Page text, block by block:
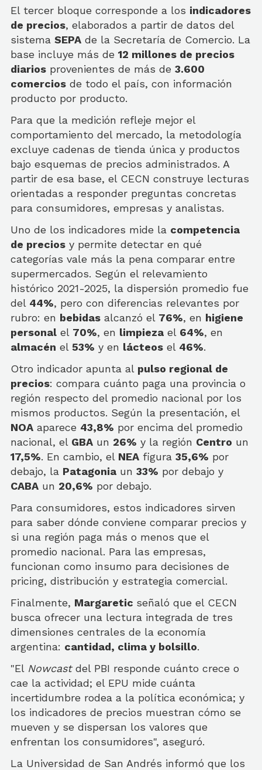
El tercer bloque corresponde a los indicadores
de precios, elaborados a partir de datos del
sistema SEPA de la Secretaría de Comercio. La
base incluye más de 12 millones de precios
diarios provenientes de más de 3.600
comercios de todo el país, con información
producto por producto.
Para que la medición refleje mejor el
comportamiento del mercado, la metodología
excluye cadenas de tienda única y productos
bajo esquemas de precios administrados. A
partir de esa base, el CECN construye lecturas
orientadas a responder preguntas concretas
para consumidores, empresas y analistas.
Uno de los indicadores mide la competencia
de precios y permite detectar en qué
categorías vale más la pena comparar entre
supermercados. Según el relevamiento
histórico 2021-2025, la dispersión promedio fue
del 44%, pero con diferencias relevantes por
rubro: en bebidas alcanzó el 76%, en higiene
personal el 70%, en limpieza el 64%, en
almacén el 53% y en lácteos el 46%.
Otro indicador apunta al pulso regional de
precios: compara cuánto paga una provincia o
región respecto del promedio nacional por los
mismos productos. Según la presentación, el
NOA aparece 43,8% por encima del promedio
nacional, el GBA un 26% y la región Centro un
17,5%. En cambio, el NEA figura 35,6% por
debajo, la Patagonia un 33% por debajo y
CABA un 20,6% por debajo.
Para consumidores, estos indicadores sirven
para saber dónde conviene comparar precios y
si una región paga más o menos que el
promedio nacional. Para las empresas,
funcionan como insumo para decisiones de
pricing, distribución y estrategia comercial.
Finalmente, Margaretic señaló que el CECN
busca ofrecer una lectura integrada de tres
dimensiones centrales de la economía
argentina: cantidad, clima y bolsillo.
"El Nowcastdel PBI responde cuánto crece o
cae la actividad; el EPU mide cuánta
incertidumbre rodea a la política económica; y
los indicadores de precios muestran cómo se
mueven y se dispersan los valores que
enfrentan los consumidores", aseguró.
La Universidad de San Andrés informó que los